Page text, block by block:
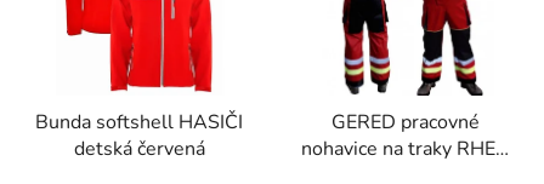
Bunda softshell HASIČI
detská červená
GERED pracovné
nohavice na traky RHEA